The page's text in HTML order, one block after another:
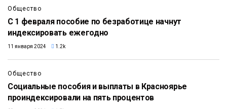
Общество
С 1 февраля пособие по безработице начнут
индексировать ежегодно
11 января 2024 1.2k
Общество
Социальные пособия и выплаты в Красноярье
проиндексировали на пять процентов